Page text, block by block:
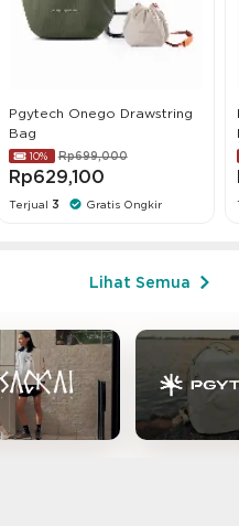
Pgytech Onego Drawstring
Bag
10% Rp699,000
Rp629,100
Terjual3 Gratis Ongkir
Lihat Semua